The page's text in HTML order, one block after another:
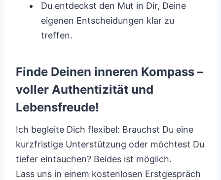
Du entdeckst den Mut in Dir, Deine
eigenen Entscheidungen klar zu
treffen.
Finde Deinen inneren Kompass –
voller Authentizität und
Lebensfreude!
Ich begleite Dich flexibel: Brauchst Du eine
kurzfristige Unterstützung oder möchtest Du
tiefer eintauchen? Beides ist möglich.
Lass uns in einem kostenlosen Erstgespräch